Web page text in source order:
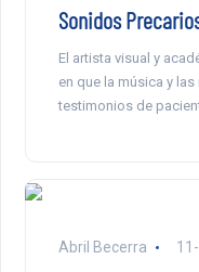
Sonidos
El artista visual y
en que la música y
testimonios de
Abril Becerra